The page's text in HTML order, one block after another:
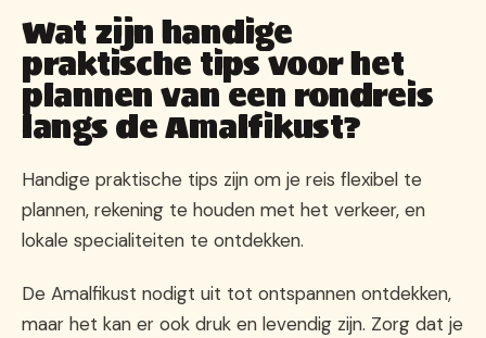
Wat zijn handige
praktische tips voor het
plannen van een rondreis
langs de Amalfikust?
Handige praktische tips zijn om je reis flexibel te
plannen, rekening te houden met het verkeer, en
lokale specialiteiten te ontdekken.
De Amalfikust nodigt uit tot ontspannen ontdekken,
maar het kan er ook druk en levendig zijn. Zorg dat je